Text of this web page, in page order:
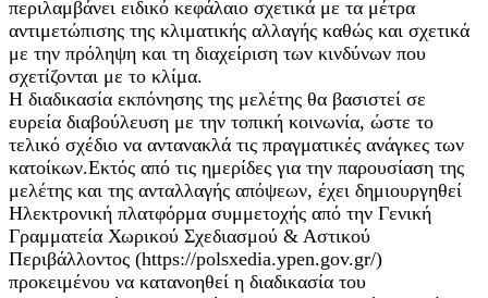
περιλαμβάνει ειδικό κεφάλαιο σχετικά με τα μέτρα
αντιμετώπισης της κλιματικής αλλαγής καθώς και σχετικά
με την πρόληψη και τη διαχείριση των κινδύνων που
σχετίζονται με το κλίμα.
Η διαδικασία εκπόνησης της μελέτης θα βασιστεί σε
ευρεία διαβούλευση με την τοπική κοινωνία, ώστε το
τελικό σχέδιο να αντανακλά τις πραγματικές ανάγκες των
κατοίκων.Eκτός από τις ημερίδες για την παρουσίαση της
μελέτης και της ανταλλαγής απόψεων, έχει δημιουργηθεί
Ηλεκτρονική πλατφόρμα συμμετοχής από την Γενική
Γραμματεία Χωρικού Σχεδιασμού & Αστικού
Περιβάλλοντος (https://polsxedia.ypen.gov.gr/)
προκειμένου να κατανοηθεί η διαδικασία του